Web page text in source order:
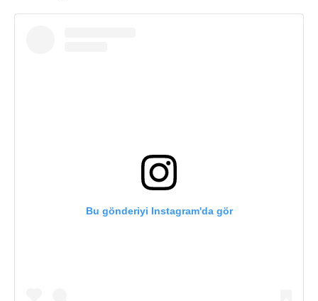
Bu gönderiyi Instagram'da gör